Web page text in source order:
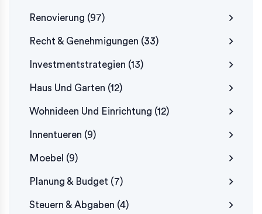
Renovierung (97)
Recht & Genehmigungen (33)
Investmentstrategien (13)
Haus Und Garten (12)
Wohnideen Und Einrichtung (12)
Innentueren (9)
Moebel (9)
Planung & Budget (7)
Steuern & Abgaben (4)